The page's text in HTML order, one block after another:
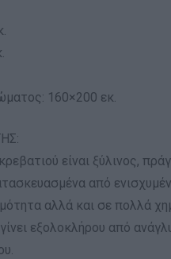
160×200 εκ.
είναι ξύλινος,
από
αλλά και σε πολλά
εξολοκλήρου από